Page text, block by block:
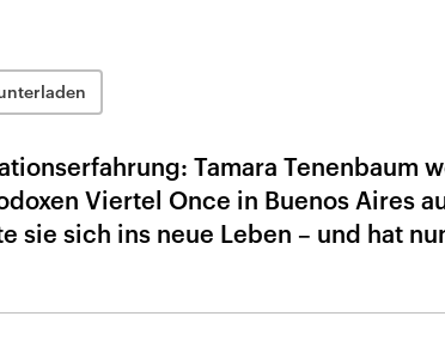
Tamara Tenenbaum
Viertel Once in Buenos Aires
sie sich ins neue Leben – und hat